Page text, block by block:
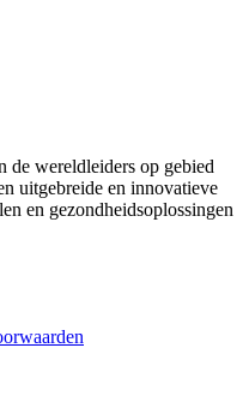
wereldleiders op gebied
uitgebreide en innovatieve
en gezondheidsoplossingen